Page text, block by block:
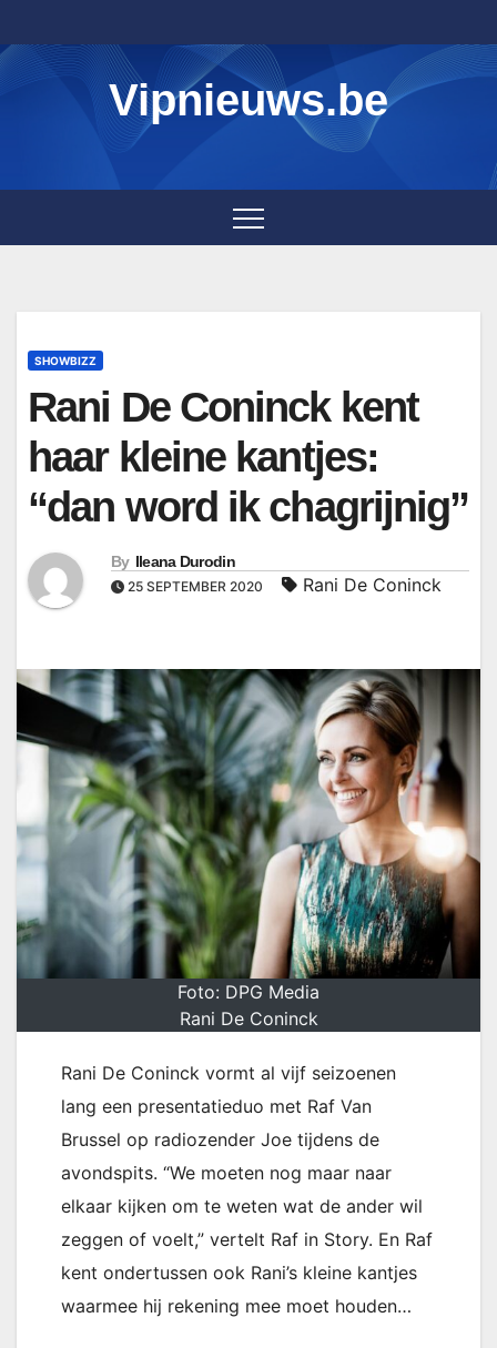
to
content
Vipnieuws.be
SHOWBIZZ
Rani De Coninck kent
haar kleine kantjes:
“dan word ik chagrijnig”
By Ileana Durodin
25 SEPTEMBER 2020 Rani De Coninck
Foto: DPG Media
Rani De Coninck
Rani De Coninck vormt al vijf seizoenen
lang een presentatieduo met Raf Van
Brussel op radiozender Joe tijdens de
avondspits. “We moeten nog maar naar
elkaar kijken om te weten wat de ander wil
zeggen of voelt,” vertelt Raf in Story. En Raf
kent ondertussen ook Rani’s kleine kantjes
waarmee hij rekening mee moet houden…